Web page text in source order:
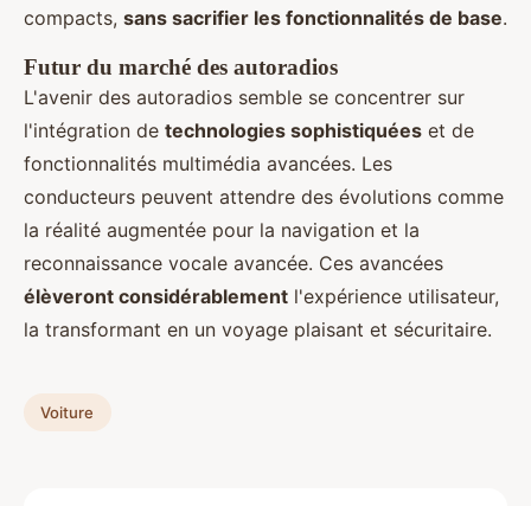
compacts, sans sacrifier les fonctionnalités de base.
Futur du marché des autoradios
L'avenir des autoradios semble se concentrer sur
l'intégration de technologies sophistiquées et de
fonctionnalités multimédia avancées. Les
conducteurs peuvent attendre des évolutions comme
la réalité augmentée pour la navigation et la
reconnaissance vocale avancée. Ces avancées
élèveront considérablement l'expérience utilisateur,
la transformant en un voyage plaisant et sécuritaire.
Voiture